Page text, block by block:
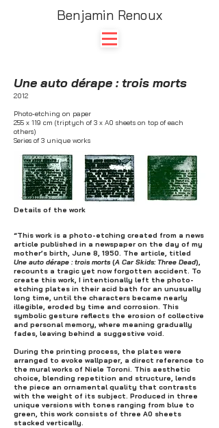
Benjamin Renoux
Une auto dérape : trois morts
2012
Photo-etching on paper
255 x 119 cm (triptych of 3 x A0 sheets on top of each
others)
Series of 3 unique works
Details of the work
“This work is a photo-etching created from a news
article published in a newspaper on the day of my
mother’s birth, June 8, 1950. The article, titled
Une auto dérape : trois morts(A Car Skids: Three Dead),
recounts a tragic yet now forgotten accident. To
create this work, I intentionally left the photo-
etching plates in their acid bath for an unusually
long time, until the characters became nearly
illegible, eroded by time and corrosion. This
symbolic gesture reflects the erosion of collective
and personal memory, where meaning gradually
fades, leaving behind a suggestive void.
During the printing process, the plates were
arranged to evoke wallpaper, a direct reference to
the mural works of Niele Toroni. This aesthetic
choice, blending repetition and structure, lends
the piece an ornamental quality that contrasts
with the weight of its subject. Produced in three
unique versions with tones ranging from blue to
green, this work consists of three A0 sheets
stacked vertically.